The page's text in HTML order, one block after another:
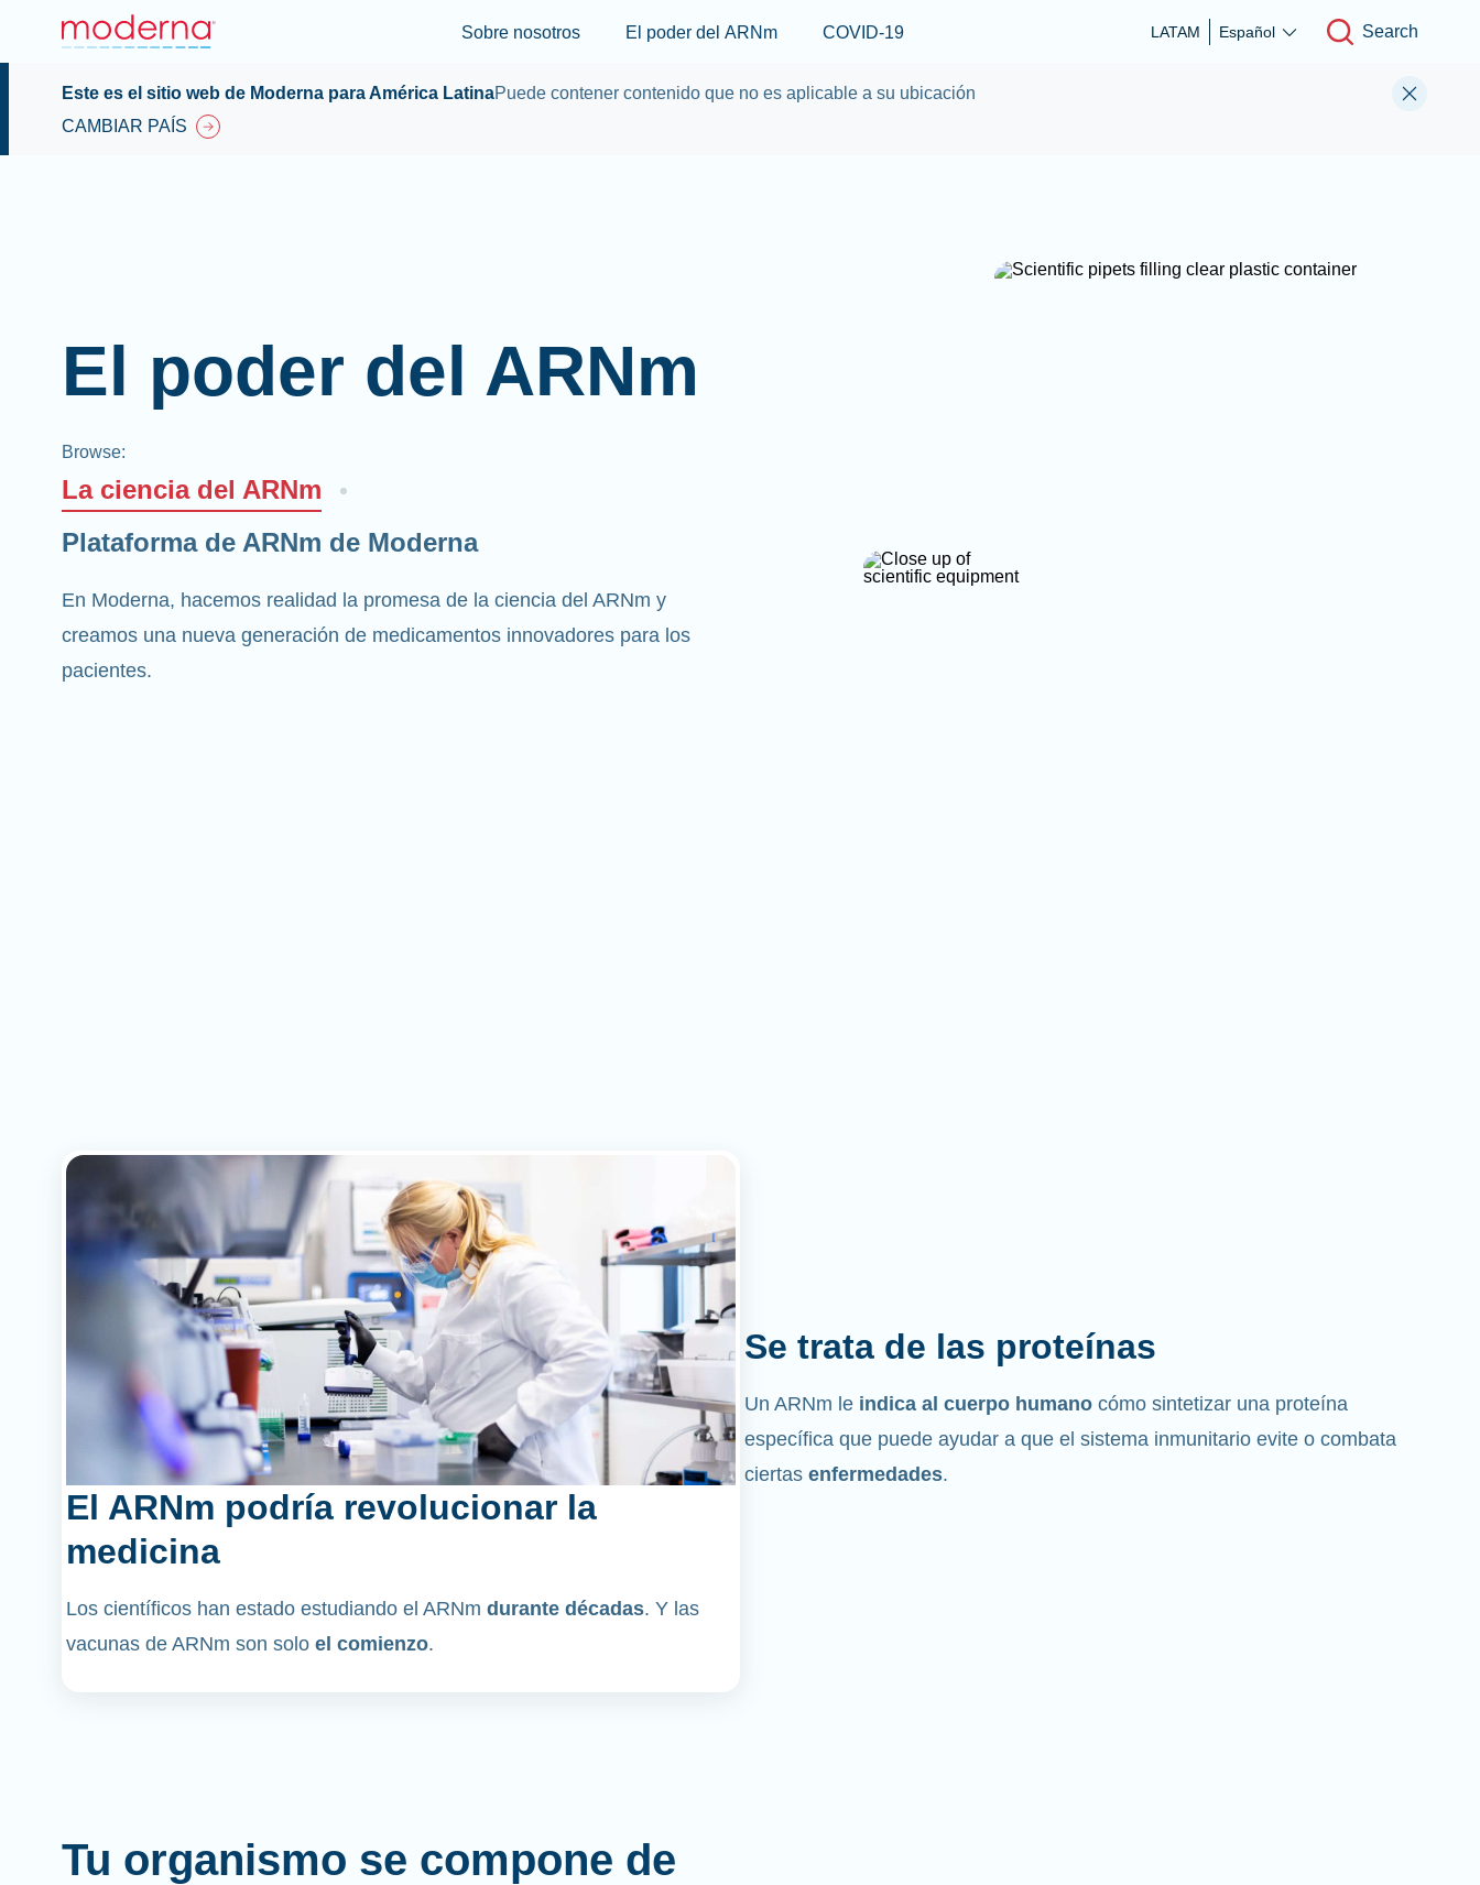
Skip to main content
Sobre nosotros El poder del ARNm COVID-19 LATAM Español Search
Este es el sitio web de Moderna para América LatinaPuede contener contenido que no es aplicable a su ubicación
CAMBIAR PAÍS
El poder del ARNm
Browse:
La ciencia del ARNm
Plataforma de ARNm de Moderna
En Moderna, hacemos realidad la promesa de la ciencia del ARNm y
creamos una nueva generación de medicamentos innovadores para los
pacientes.
El ARNm podría revolucionar la
medicina
Los científicos han estado estudiando el ARNm durante décadas. Y las
vacunas de ARNm son solo el comienzo.
Se trata de las proteínas
Un ARNm le indica al cuerpo humano cómo sintetizar una proteína
específica que puede ayudar a que el sistema inmunitario evite o combata
ciertas enfermedades.
Tu organismo se compone de